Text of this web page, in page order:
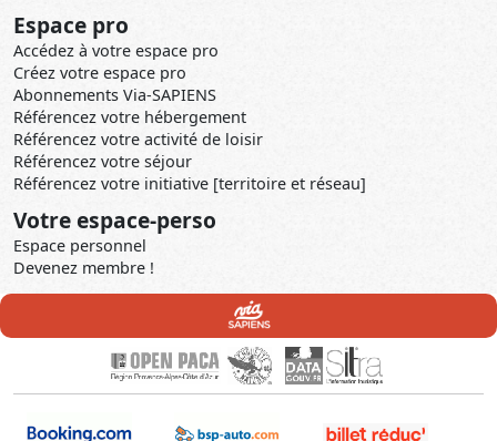
Espace pro
Accédez à votre espace pro
Créez votre espace pro
Abonnements Via-SAPIENS
Référencez votre hébergement
Référencez votre activité de loisir
Référencez votre séjour
Référencez votre initiative [territoire et réseau]
Votre espace-perso
Espace personnel
Devenez membre !